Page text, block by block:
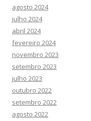
agosto 2024
julho 2024
abril 2024
fevereiro 2024
novembro 2023
setembro 2023
julho 2023
outubro 2022
setembro 2022
agosto 2022